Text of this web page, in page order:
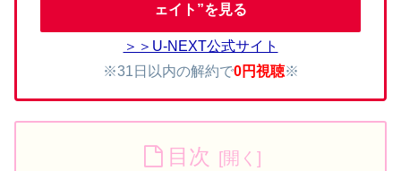
ェイト”を見る
＞＞U-NEXT公式サイト
※31日以内の解約で0円視聴※
目次